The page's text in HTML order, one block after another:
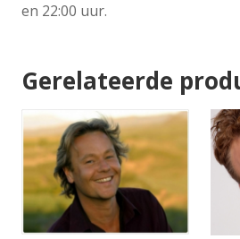
en 22:00 uur.
Gerelateerde